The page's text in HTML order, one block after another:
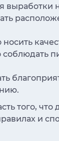
выработки
носить
того,
и